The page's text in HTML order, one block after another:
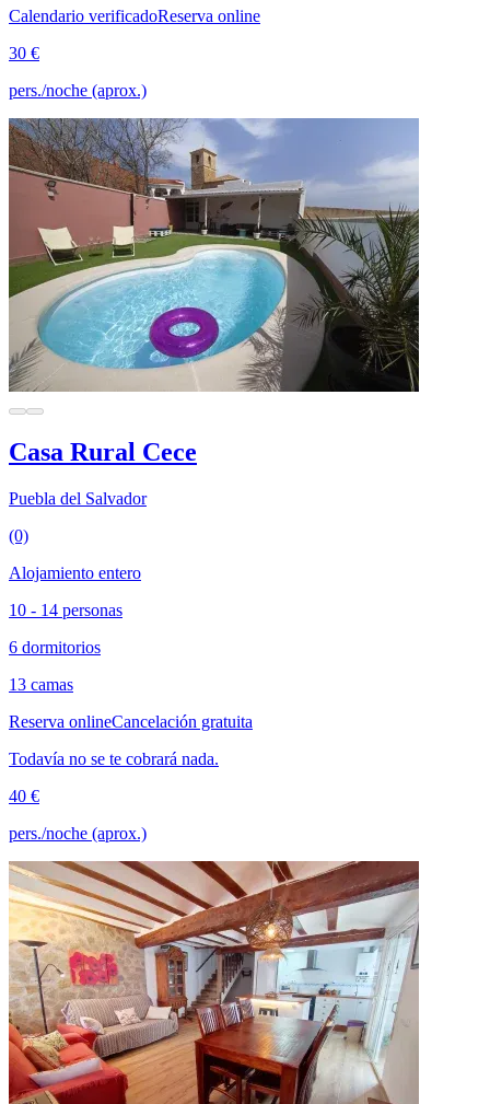
Calendario verificadoReserva online
30 €
pers./noche (aprox.)
Casa Rural Cece
Puebla del Salvador
(0)
Alojamiento entero
10 - 14 personas
6 dormitorios
13 camas
Reserva onlineCancelación gratuita
Todavía no se te cobrará nada.
40 €
pers./noche (aprox.)